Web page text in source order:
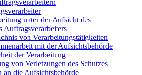
unter der Aufsicht des
Auftragsverarbeiters
von Verarbeitungstätigkeiten
mit der Aufsichtsbehörde
der Verarbeitung
von Verletzungen des Schutzes
an die Aufsichtsbehörde